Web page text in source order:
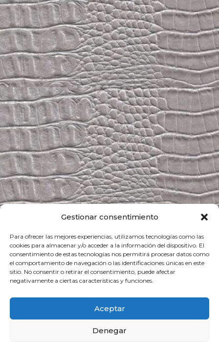
Gestionar consentimiento
Para ofrecer las mejores experiencias, utilizamos tecnologías como las
cookies para almacenar y/o acceder a la información del dispositivo. El
consentimiento de estas tecnologías nos permitirá procesar datos como
el comportamiento de navegación o las identificaciones únicas en este
sitio. No consentir o retirar el consentimiento, puede afectar
negativamente a ciertas características y funciones.
Aceptar
Denegar
Borneo – white pvc – 140 cm